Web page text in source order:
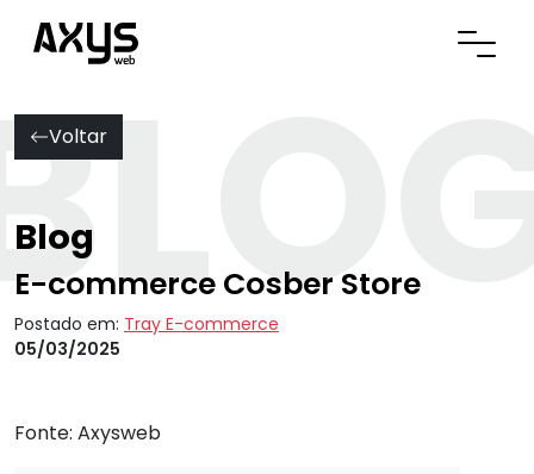
Abrir
Voltar
Blog
E-commerce Cosber Store
Postado em: Tray E-commerce
05/03/2025
Fonte: Axysweb